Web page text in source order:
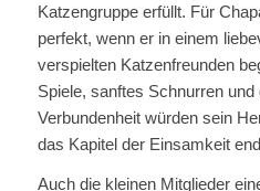
Katzengruppe erfüllt. Für
perfekt, wenn er in einem
verspielten Katzenfreunden
Spiele, sanftes Schnurren und
Verbundenheit würden sein
das Kapitel der Einsamkeit
Auch die kleinen Mitglieder